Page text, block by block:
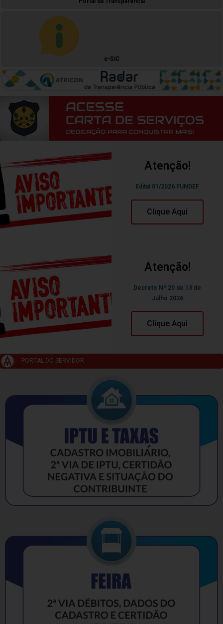
e-SIC
Atenção!
Edital 01/2026 FUNDEF
Clique Aqui
Atenção!
Decreto Nº 20 de 13 de
Julho 2026
Clique Aqui
PORTAL DO SERVIDOR